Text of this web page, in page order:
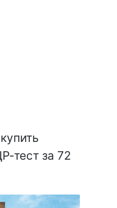
тест за 72